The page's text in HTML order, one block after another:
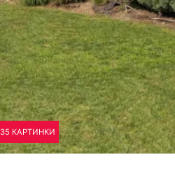
35 КАРТИНКИ